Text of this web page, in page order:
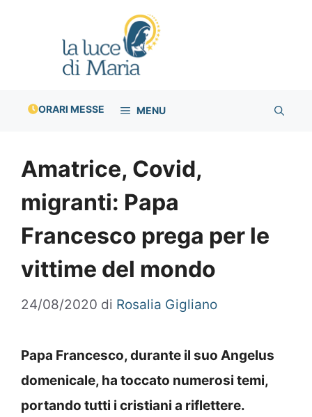
ORARI MESSE MENU
Amatrice, Covid,
migranti: Papa
Francesco prega per le
vittime del mondo
24/08/2020 di Rosalia Gigliano
Papa Francesco, durante il suo Angelus
domenicale, ha toccato numerosi temi,
portando tutti i cristiani a riflettere.